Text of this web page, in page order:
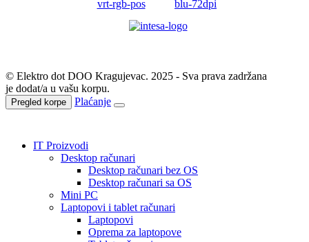
© Elektro dot DOO Kragujevac. 2025 - Sva prava zadržana
je dodat/a u vašu korpu.
Pregled korpe Plaćanje
IT Proizvodi
Desktop računari
Desktop računari bez OS
Desktop računari sa OS
Mini PC
Laptopovi i tablet računari
Laptopovi
Oprema za laptopove